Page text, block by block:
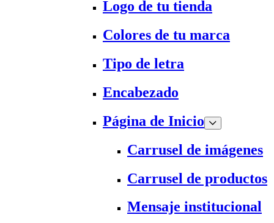
Logo de tu tienda
Colores de tu marca
Tipo de letra
Encabezado
Página de Inicio
Carrusel de imágenes
Carrusel de productos
Mensaje institucional